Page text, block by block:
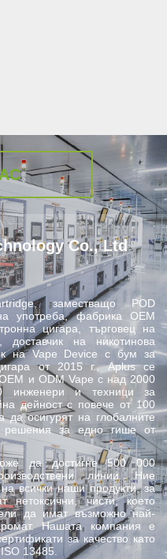
Co., Ltd
заместващо POD
употреба, фабрика OEM
цигара, търговец на
доставчик на никотинова
на Vape Device с бум за
от 2015 г., Aplus се
и ODM Vape с над 2000
инженери и техници за
дейност с повече от 100
да осигурят на глобалните
решения за едно гише от
да достигне 500 000
линии. Ние
всички наши продукти, за
нетоксични, чисти, което
да имат възможно най-
Нашата компания е
за качество като
13485.